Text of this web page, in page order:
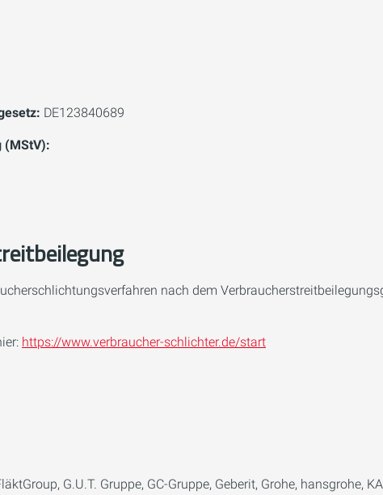
DE123840689
(MStV):
nach dem
https://www.verbraucher-schlichter.de/start
G.U.T. Gruppe, GC-Gruppe, Geberit, Grohe, hansgrohe,